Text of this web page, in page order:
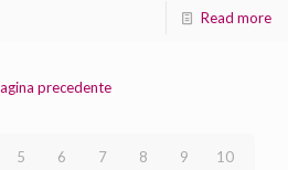
Read more
precedente
5 6 7 8 9 10